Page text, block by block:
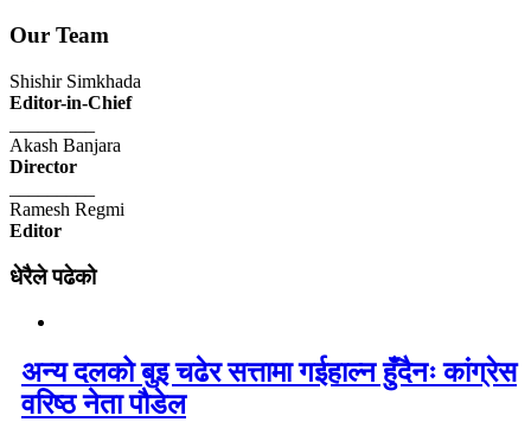
Our Team
Shishir Simkhada
Editor-in-Chief
Akash Banjara
Director
Ramesh Regmi
Editor
धेरैले पढेको
अन्य दलको बुइ चढेर सत्तामा गईहाल्न हुँदैनः कांग्रेस
वरिष्ठ नेता पौडेल